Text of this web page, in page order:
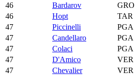
46
Bardarov GRO
46
Hopt TAR
47
Piccinelli PGA
47
Candellaro PGA
47
Colaci PGA
47
D'Amico VER
47
Chevalier VER